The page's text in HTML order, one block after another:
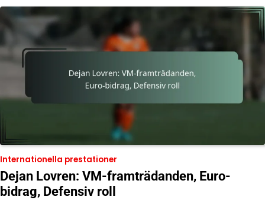
Internationella prestationer
Dejan Lovren: VM-framträdanden, Euro-
bidrag, Defensiv roll